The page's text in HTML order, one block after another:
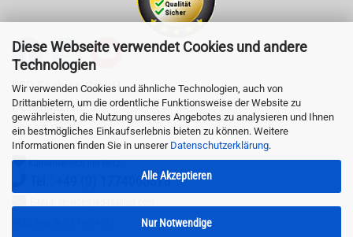
Diese Webseite verwendet Cookies und andere
Technologien
Wir verwenden Cookies und ähnliche Technologien, auch von
Drittanbietern, um die ordentliche Funktionsweise der Website zu
gewährleisten, die Nutzung unseres Angebotes zu analysieren und Ihnen
ein bestmögliches Einkaufserlebnis bieten zu können. Weitere
Informationen finden Sie in unserer Datenschutzerklärung.
Alle Akzeptieren
Nur Notwendige
LED-Fashion GmbH
Pestalozzistr. 3
10625 Berlin
Kundenservice mit Herz:
Tel.: +49 (0) 1774065878